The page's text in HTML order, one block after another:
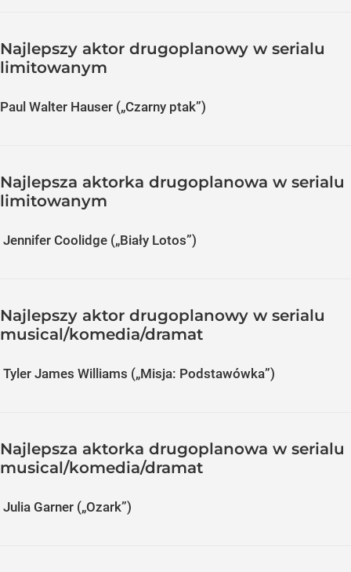
Najlepszy aktor drugoplanowy w serialu
limitowanym
Paul Walter Hauser („Czarny ptak”)
Najlepsza aktorka drugoplanowa w serialu
limitowanym
Jennifer Coolidge („Biały Lotos”)
Najlepszy aktor drugoplanowy w serialu
musical/komedia/dramat
Tyler James Williams („Misja: Podstawówka”)
Najlepsza aktorka drugoplanowa w serialu
musical/komedia/dramat
Julia Garner („Ozark”)